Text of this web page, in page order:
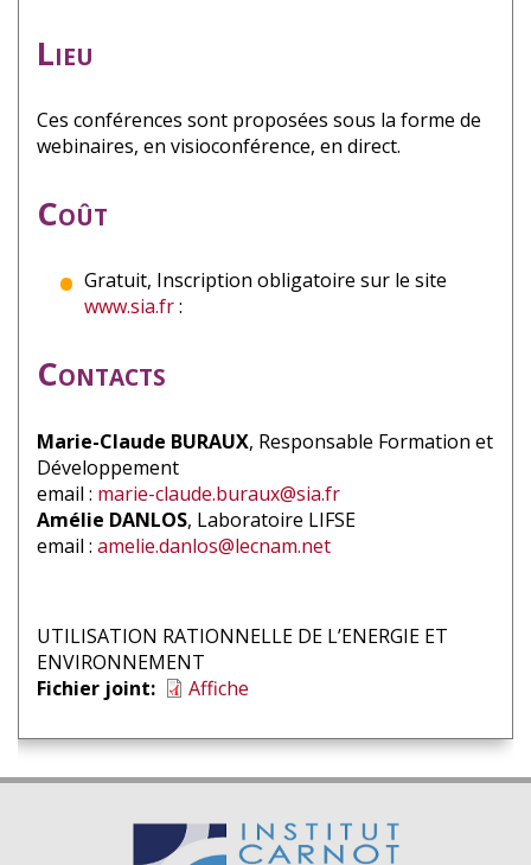
Lieu
Ces conférences sont proposées sous la forme de
webinaires, en visioconférence, en direct.
Coût
Gratuit, Inscription obligatoire sur le site
www.sia.fr:
Contacts
Marie-Claude BURAUX, Responsable Formation et
Développement
email : marie-claude.buraux@sia.fr
Amélie DANLOS, Laboratoire LIFSE
email : amelie.danlos@lecnam.net
UTILISATION RATIONNELLE DE L’ENERGIE ET
ENVIRONNEMENT
Fichier joint
Affiche